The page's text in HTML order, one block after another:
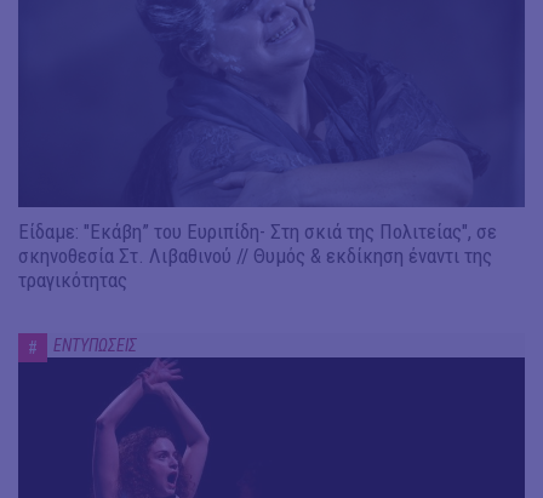
Είδαμε: "Εκάβη” του Ευριπίδη- Στη σκιά της Πολιτείας", σε
σκηνοθεσία Στ. Λιβαθινού // Θυμός & εκδίκηση έναντι της
τραγικότητας
# ΕΝΤΥΠΩΣΕΙΣ